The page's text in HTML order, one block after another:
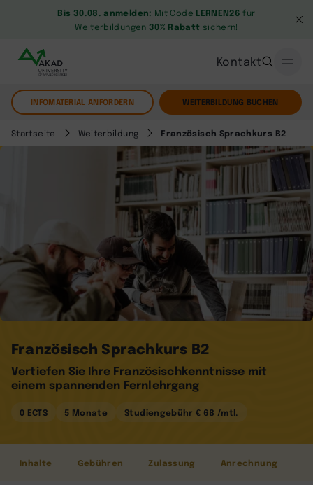
Bis 30.08. anmelden: Mit Code LERNEN26 für
Weiterbildungen 30% Rabatt sichern!
Kontakt
INFOMATERIAL ANFORDERN WEITERBILDUNG BUCHEN
Startseite Weiterbildung Französisch Sprachkurs B2
Französisch Sprachkurs B2
Vertiefen Sie Ihre Französischkenntnisse mit
einem spannenden Fernlehrgang
0 ECTS 5 Monate Studiengebühr € 68 /mtl.
Inhalte Gebühren Zulassung Anrechnung